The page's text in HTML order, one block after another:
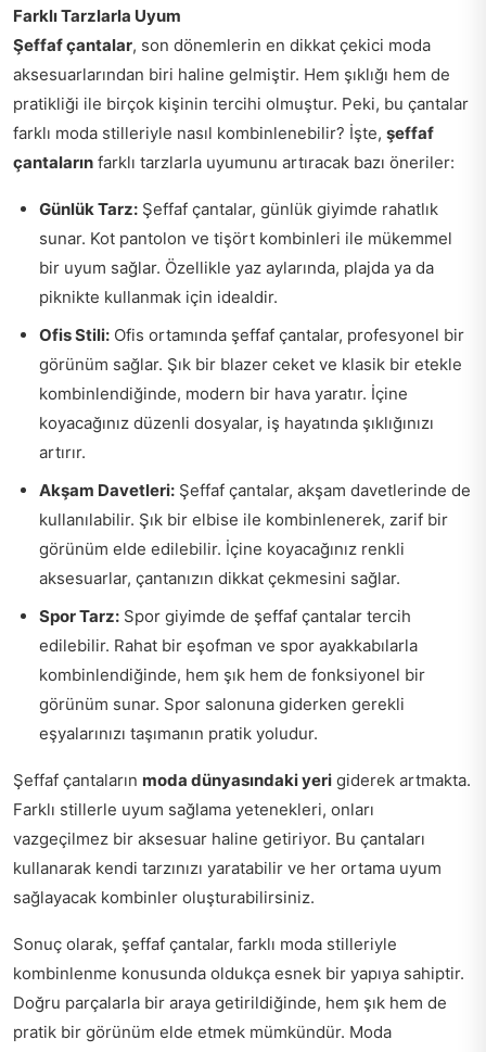
Farklı Tarzlarla Uyum
Şeffaf çantalar, son dönemlerin en dikkat çekici moda
aksesuarlarından biri haline gelmiştir. Hem şıklığı hem de
pratikliği ile birçok kişinin tercihi olmuştur. Peki, bu çantalar
farklı moda stilleriyle nasıl kombinlenebilir? İşte, şeffaf
çantaların farklı tarzlarla uyumunu artıracak bazı öneriler:
Günlük Tarz: Şeffaf çantalar, günlük giyimde rahatlık
sunar. Kot pantolon ve tişört kombinleri ile mükemmel
bir uyum sağlar. Özellikle yaz aylarında, plajda ya da
piknikte kullanmak için idealdir.
Ofis Stili: Ofis ortamında şeffaf çantalar, profesyonel bir
görünüm sağlar. Şık bir blazer ceket ve klasik bir etekle
kombinlendiğinde, modern bir hava yaratır. İçine
koyacağınız düzenli dosyalar, iş hayatında şıklığınızı
artırır.
Akşam Davetleri: Şeffaf çantalar, akşam davetlerinde de
kullanılabilir. Şık bir elbise ile kombinlenerek, zarif bir
görünüm elde edilebilir. İçine koyacağınız renkli
aksesuarlar, çantanızın dikkat çekmesini sağlar.
Spor Tarz: Spor giyimde de şeffaf çantalar tercih
edilebilir. Rahat bir eşofman ve spor ayakkabılarla
kombinlendiğinde, hem şık hem de fonksiyonel bir
görünüm sunar. Spor salonuna giderken gerekli
eşyalarınızı taşımanın pratik yoludur.
Şeffaf çantaların moda dünyasındaki yeri giderek artmakta.
Farklı stillerle uyum sağlama yetenekleri, onları
vazgeçilmez bir aksesuar haline getiriyor. Bu çantaları
kullanarak kendi tarzınızı yaratabilir ve her ortama uyum
sağlayacak kombinler oluşturabilirsiniz.
Sonuç olarak, şeffaf çantalar, farklı moda stilleriyle
kombinlenme konusunda oldukça esnek bir yapıya sahiptir.
Doğru parçalarla bir araya getirildiğinde, hem şık hem de
pratik bir görünüm elde etmek mümkündür. Moda